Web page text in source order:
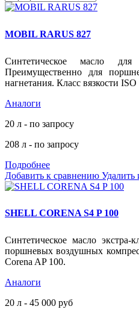
MOBIL RARUS 827
Синтетическое масло для
Преимущественно для
нагнетания. Класс вязкости
Аналоги
20 л - по запросу
208 л - по запросу
Подробнее
Добавить к сравнению Удалить
SHELL CORENA S4 P 100
Синтетическое масло экстра-
поршневых воздушных
Corena AP 100.
Аналоги
20 л - 45 000 руб